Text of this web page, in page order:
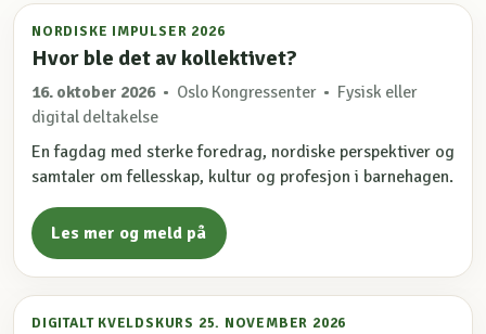
NORDISKE IMPULSER 2026
Hvor ble det av kollektivet?
16. oktober 2026• Oslo Kongressenter • Fysisk eller
digital deltakelse
En fagdag med sterke foredrag, nordiske perspektiver og
samtaler om fellesskap, kultur og profesjon i barnehagen.
Les mer og meld på
DIGITALT KVELDSKURS 25. NOVEMBER 2026